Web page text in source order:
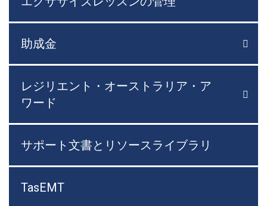
助成金 メニ

レジリエント・オーストラリア・ア
ワード
メニ

サポート文書とリソースライブラリ
TasEMT